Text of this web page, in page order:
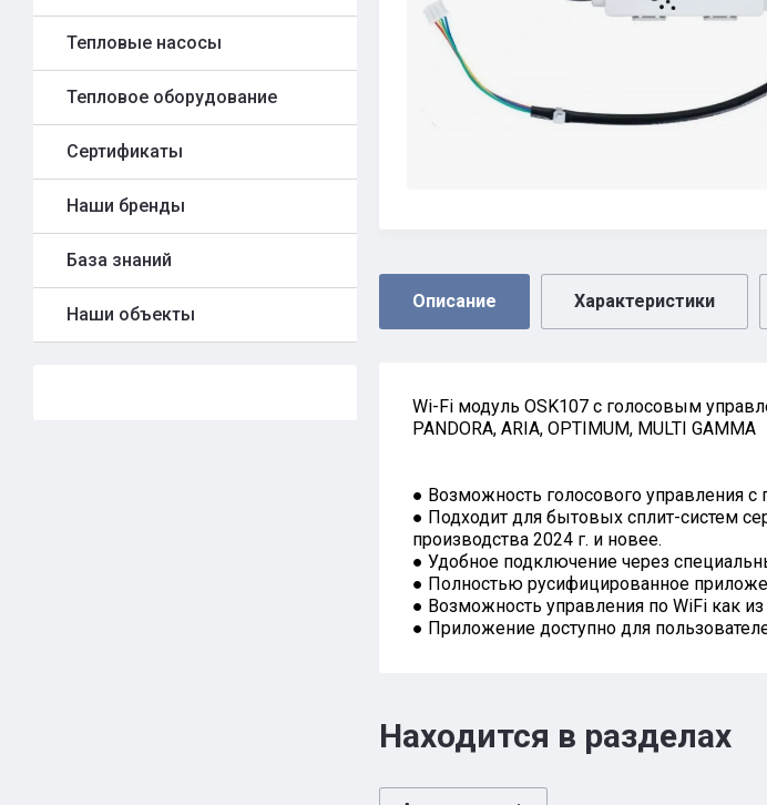
Тепловые насосы
Тепловое оборудование
Сертификаты
Наши бренды
База знаний
Наши объекты
Описание Характеристики
Wi-Fi модуль OSK107 c голосовым
PANDORA, ARIA, OPTIMUM, MULTI GAMMA
● Возможность голосового управления
● Подходит для бытовых сплит-систем
производства 2024 г. и новее.
● Удобное подключение через
● Полностью русифицированное
● Возможность управления по WiFi как
● Приложение доступно для
Находится в разделах